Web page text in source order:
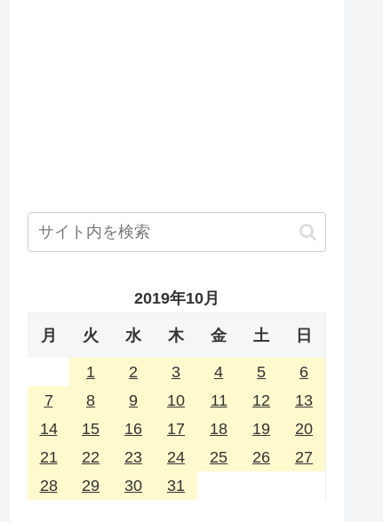
2019年10月
月 火 水 木 金 土 日
1 2 3 4 5
6
7
8 9 10 11 12
13
14
15 16 17 18 19
20
21
22 23 24 25 26
27
28
29 30 31